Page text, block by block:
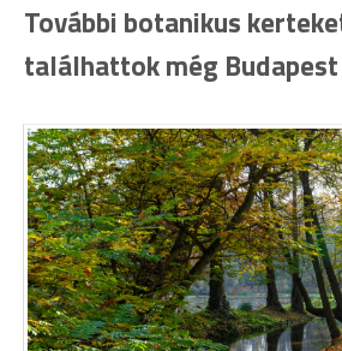
További botanikus
találhattok még